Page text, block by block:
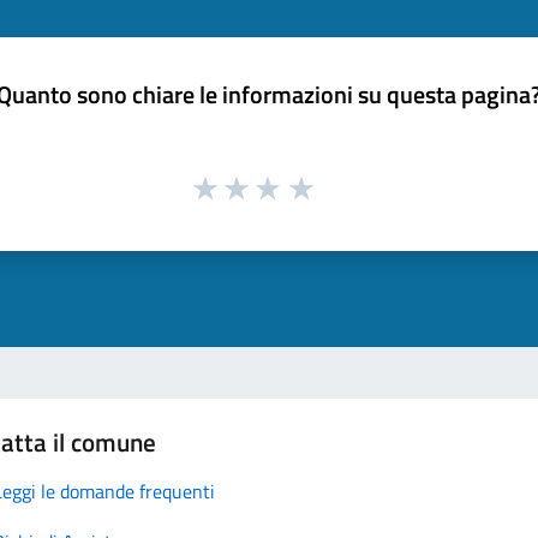
sono chiare le informazioni su questa
il comune
le domande frequenti